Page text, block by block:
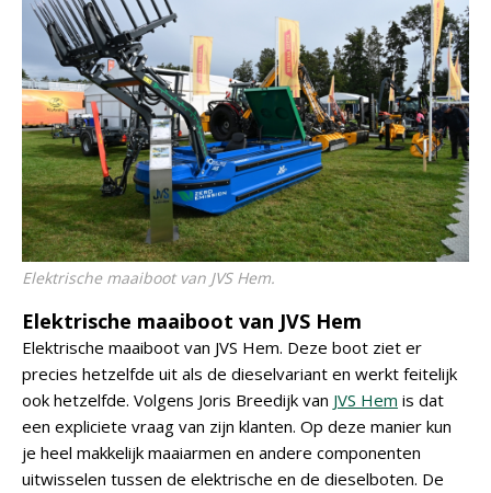
Elektrische maaiboot van JVS Hem.
Elektrische maaiboot van JVS Hem
Elektrische maaiboot van JVS Hem. Deze boot ziet er
precies hetzelfde uit als de dieselvariant en werkt feitelijk
ook hetzelfde. Volgens Joris Breedijk van JVS Hem is dat
een expliciete vraag van zijn klanten. Op deze manier kun
je heel makkelijk maaiarmen en andere componenten
uitwisselen tussen de elektrische en de dieselboten. De